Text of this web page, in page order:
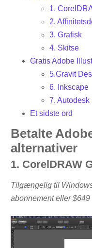
1.
2.
3. Grafisk
4. Skitse
Gratis Adobe
5.Gravit
6. Inkscape
7. Autodesk
Et sidste ord
Betalte
alternativer
1. CorelDRAW
Tilgængelig til
abonnement eller